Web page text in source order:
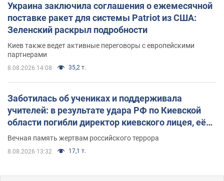
Украина заключила соглашения о ежемесячной
поставке ракет для системы Patriot из США:
Зеленский раскрыл подробности
Киев также ведет активные переговоры с европейскими
партнерами
8.08.2026 14:08 35,2 т.
Заботилась об учениках и поддерживала
учителей: в результате удара РФ по Киевской
области погибли директор киевского лицея, её
муж и внук
Вечная память жертвам российского террора
8.08.2026 13:32 17,1 т.